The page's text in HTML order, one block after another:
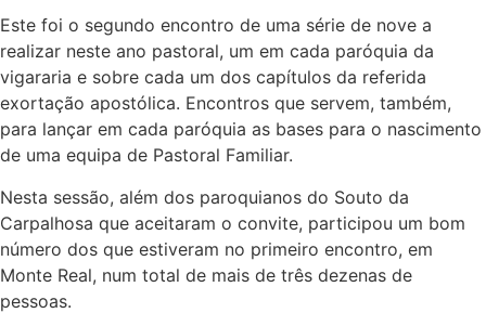
Este foi o segundo encontro de uma série de nove a
realizar neste ano pastoral, um em cada paróquia da
vigararia e sobre cada um dos capítulos da referida
exortação apostólica. Encontros que servem, também,
para lançar em cada paróquia as bases para o nascimento
de uma equipa de Pastoral Familiar.
Nesta sessão, além dos paroquianos do Souto da
Carpalhosa que aceitaram o convite, participou um bom
número dos que estiveram no primeiro encontro, em
Monte Real, num total de mais de três dezenas de
pessoas.